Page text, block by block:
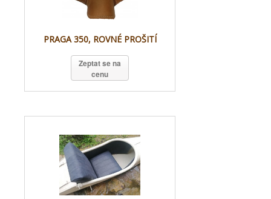
PRAGA 350, ROVNÉ PROŠITÍ
Zeptat se na
cenu